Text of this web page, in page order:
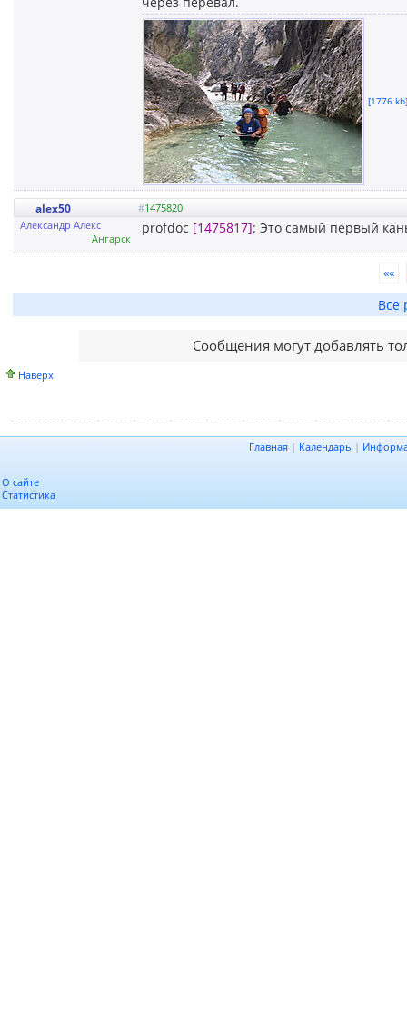
[1776
alex50 #1475820
Александр Алекс
Ангарск
profdoc [1475817]: Это самый первый
««
Все
Сообщения могут добавлять
Наверх
Главная | Календарь |
О сайте
Статистика